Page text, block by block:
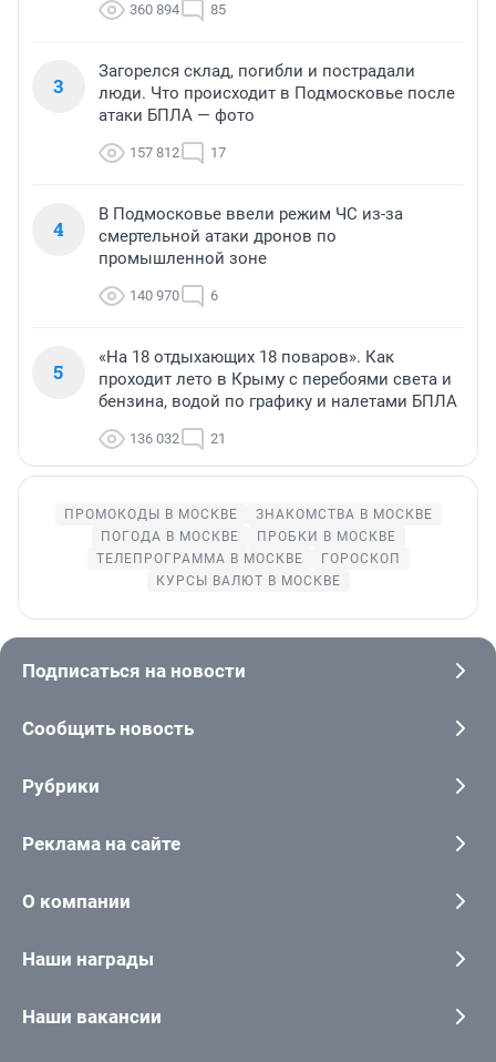
360 894 85
3
Загорелся склад, погибли и пострадали
люди. Что происходит в Подмосковье после
атаки БПЛА — фото
157 812 17
4
В Подмосковье ввели режим ЧС из-за
смертельной атаки дронов по
промышленной зоне
140 970 6
5
«На 18 отдыхающих 18 поваров». Как
проходит лето в Крыму с перебоями света и
бензина, водой по графику и налетами БПЛА
136 032 21
ПРОМОКОДЫ В МОСКВЕ
ЗНАКОМСТВА В МОСКВЕ
ПОГОДА В МОСКВЕ
ПРОБКИ В МОСКВЕ
ТЕЛЕПРОГРАММА В МОСКВЕ
ГОРОСКОП
КУРСЫ ВАЛЮТ В МОСКВЕ
Подписаться на новости
Сообщить новость
Рубрики
Реклама на сайте
О компании
Наши награды
Наши вакансии